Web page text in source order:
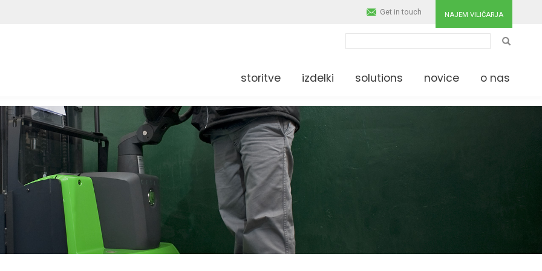
NAJEM VILIČARJA
Get in touch
IŠČI
storitve izdelki solutions novice o nas